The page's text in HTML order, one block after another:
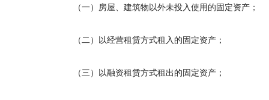
（一）房屋、建筑物以外未投入使用的固定资产；
（二）以经营租赁方式租入的固定资产；
（三）以融资租赁方式租出的固定资产；